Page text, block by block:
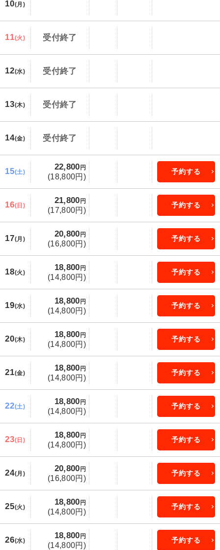
10(月)
11(火) 受付終了
12(水) 受付終了
13(木) 受付終了
14(金) 受付終了
15(土)
22,800 円
(18,800円)
予約する
16(日)
21,800 円
(17,800円)
予約する
17(月)
20,800 円
(16,800円)
予約する
18(火)
18,800 円
(14,800円)
予約する
19(水)
18,800 円
(14,800円)
予約する
20(木)
18,800 円
(14,800円)
予約する
21(金)
18,800 円
(14,800円)
予約する
22(土)
18,800 円
(14,800円)
予約する
23(日)
18,800 円
(14,800円)
予約する
24(月)
20,800 円
(16,800円)
予約する
25(火)
18,800 円
(14,800円)
予約する
26(水)
18,800 円
(14,800円)
予約する